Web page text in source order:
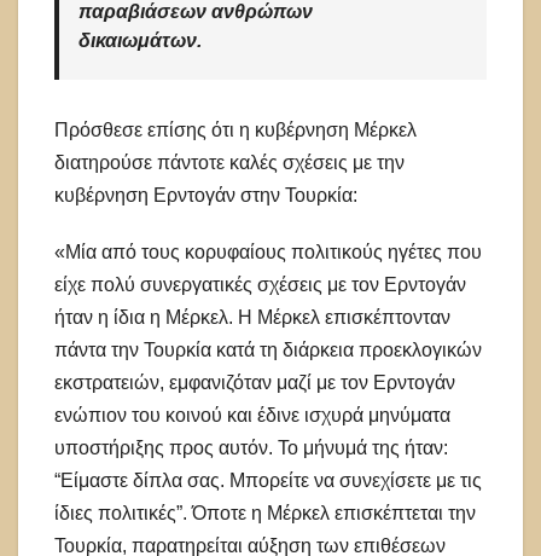
παραβιάσεων ανθρώπων
δικαιωμάτων.
Πρόσθεσε επίσης ότι η κυβέρνηση Μέρκελ
διατηρούσε πάντοτε καλές σχέσεις με την
κυβέρνηση Ερντογάν στην Τουρκία:
«Μία από τους κορυφαίους πολιτικούς ηγέτες που
είχε πολύ συνεργατικές σχέσεις με τον Ερντογάν
ήταν η ίδια η Μέρκελ. Η Μέρκελ επισκέπτονταν
πάντα την Τουρκία κατά τη διάρκεια προεκλογικών
εκστρατειών, εμφανιζόταν μαζί με τον Ερντογάν
ενώπιον του κοινού και έδινε ισχυρά μηνύματα
υποστήριξης προς αυτόν. Το μήνυμά της ήταν:
“Είμαστε δίπλα σας. Μπορείτε να συνεχίσετε με τις
ίδιες πολιτικές”. Όποτε η Μέρκελ επισκέπτεται την
Τουρκία, παρατηρείται αύξηση των επιθέσεων